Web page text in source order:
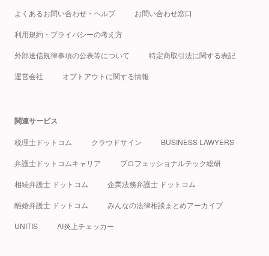
よくあるお問い合わせ・ヘルプ お問い合わせ窓口
利用規約・プライバシーの考え方
外部送信規律事項の公表等について 特定商取引法に関する表記
運営会社 オプトアウトに関する情報
関連サービス
税理士ドットコム クラウドサイン BUSINESS LAWYERS
弁護士ドットコムキャリア プロフェッショナルテック総研
相続弁護士 ドットコム 企業法務弁護士 ドットコム
離婚弁護士 ドットコム みんなの法律相談まとめアーカイブ
UNITIS AI炎上チェッカー